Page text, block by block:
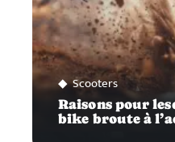
Scooters
Raisons pour
bike broute à